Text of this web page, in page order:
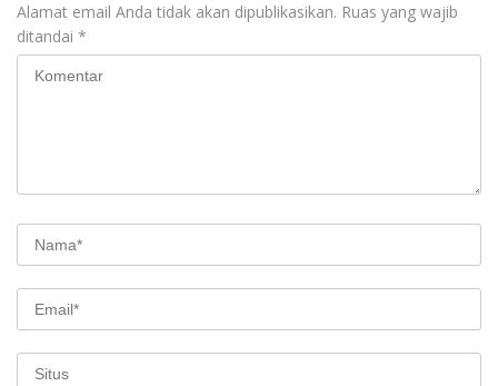
Alamat email Anda tidak akan dipublikasikan. Ruas yang wajib
ditandai *